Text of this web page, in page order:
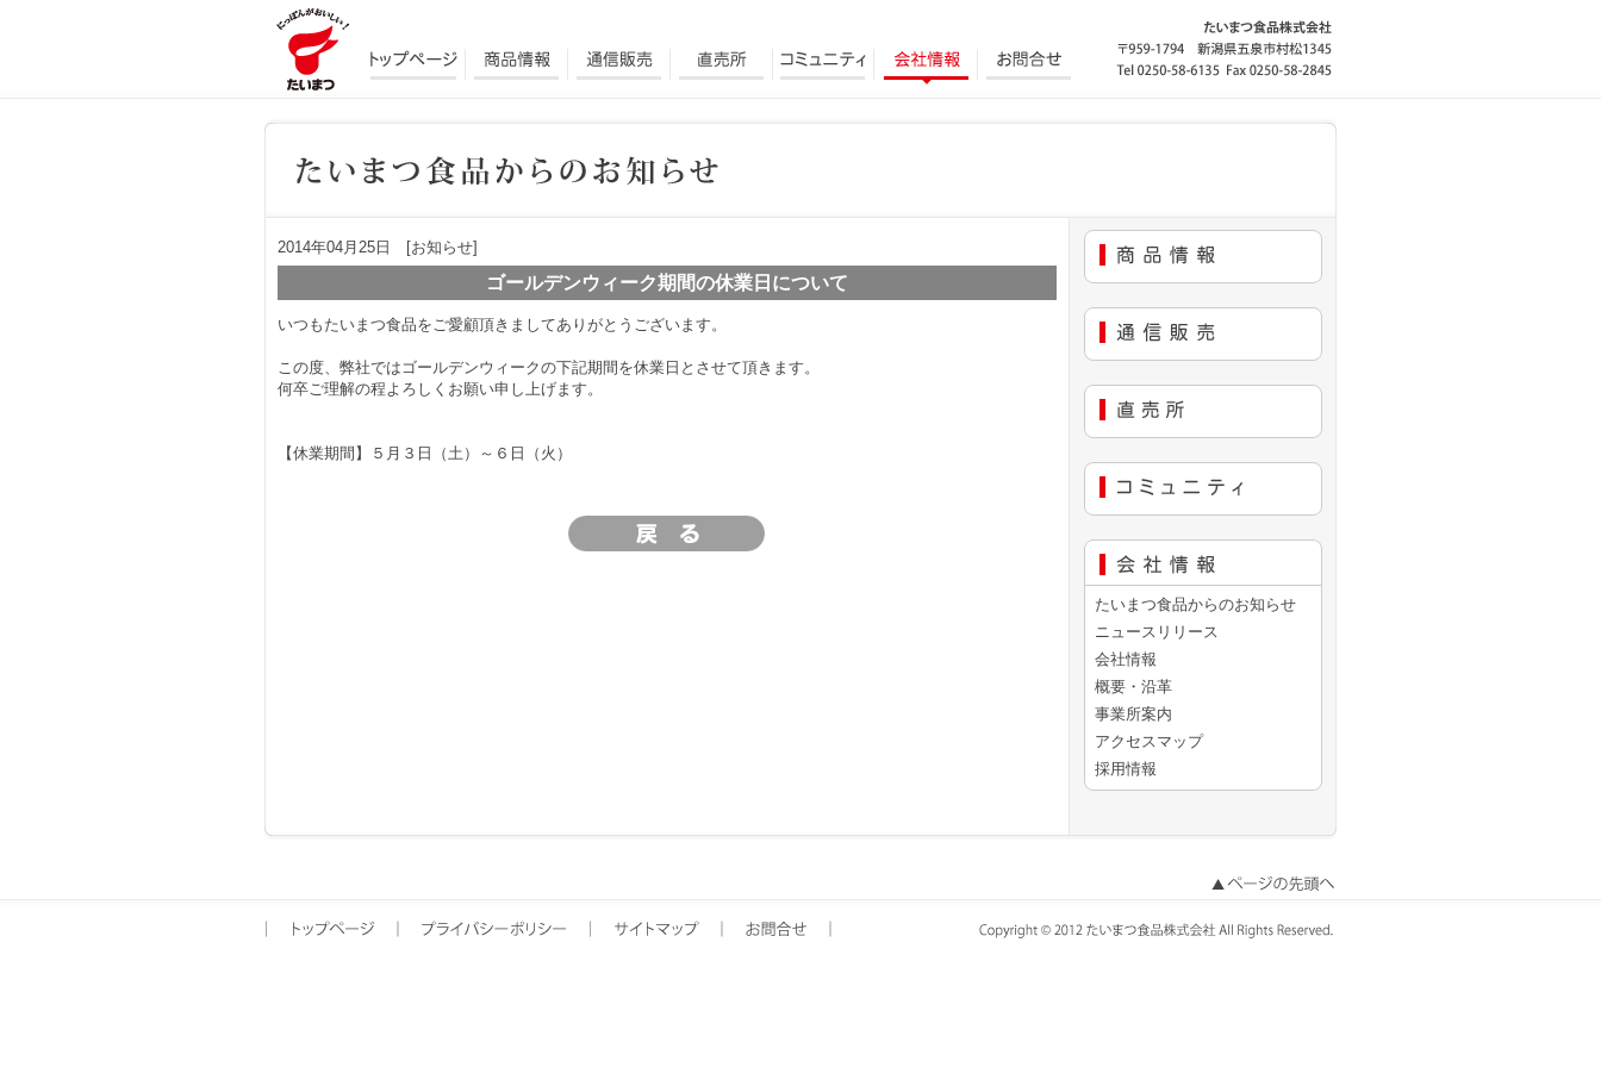
2014年04月25日 [お知らせ]
ゴールデンウィーク期間の休業日について
いつもたいまつ食品をご愛顧頂きましてありがとうございます。
この度、弊社ではゴールデンウィークの下記期間を休業日とさせて頂きます。
何卒ご理解の程よろしくお願い申し上げます。
【休業期間】５月３日（土）～６日（火）
たいまつ食品からのお知らせ
ニュースリリース
会社情報
概要・沿革
事業所案内
アクセスマップ
採用情報